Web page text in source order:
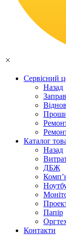
Сервісний
Назад
Каталог
Назад
ДБЖ
Папір
Контакти